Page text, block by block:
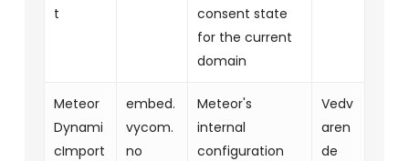
t
consent state
for the current
domain
Meteor
Dynami
cImport
embed.
vycom.
no
Meteor's
internal
configuration
Vedv
aren
de